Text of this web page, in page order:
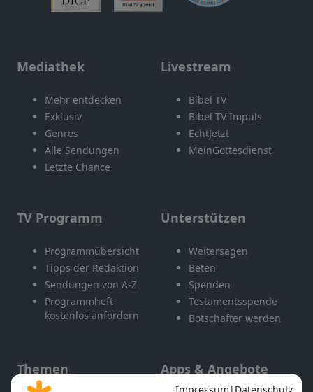
Mediathek
Mehr entdecken
Exklusiv
Genres
Alle Sendungen
Letzte Chance
Livestream
Bibel TV
Bibel TV Impuls
EchtJetzt
MeinGottesdienst
TV Programm
Programmübersicht
Tipps der Redaktion
Sendungen von A-Z
Programmheft
kostenlos anfordern
Unterstützen
Weitersagen
Beten
Spenden
Testamentsspende
Botschafter werden
Themen Apps & Angebote